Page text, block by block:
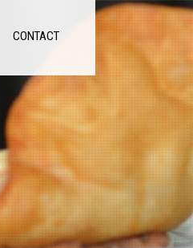
CONTACT